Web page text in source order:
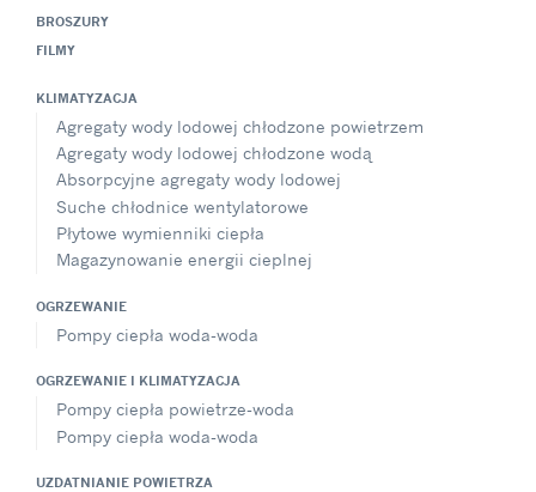
BROSZURY
FILMY
KLIMATYZACJA
Agregaty wody lodowej chłodzone powietrzem
Agregaty wody lodowej chłodzone wodą
Absorpcyjne agregaty wody lodowej
Suche chłodnice wentylatorowe
Płytowe wymienniki ciepła
Magazynowanie energii cieplnej
OGRZEWANIE
Pompy ciepła woda-woda
OGRZEWANIE I KLIMATYZACJA
Pompy ciepła powietrze-woda
Pompy ciepła woda-woda
UZDATNIANIE POWIETRZA